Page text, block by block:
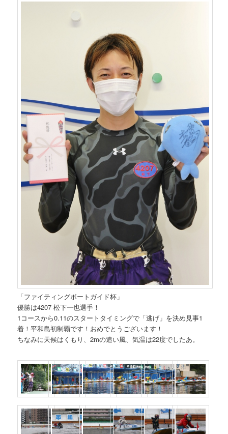
「ファイティングボートガイド杯」
優勝は4207 松下一也選手！
1コースから0.11のスタートタイミングで「逃げ」を決め見事1
着！平和島初制覇です！おめでとうございます！
ちなみに天候はくもり、2mの追い風、気温は22度でしたあ。